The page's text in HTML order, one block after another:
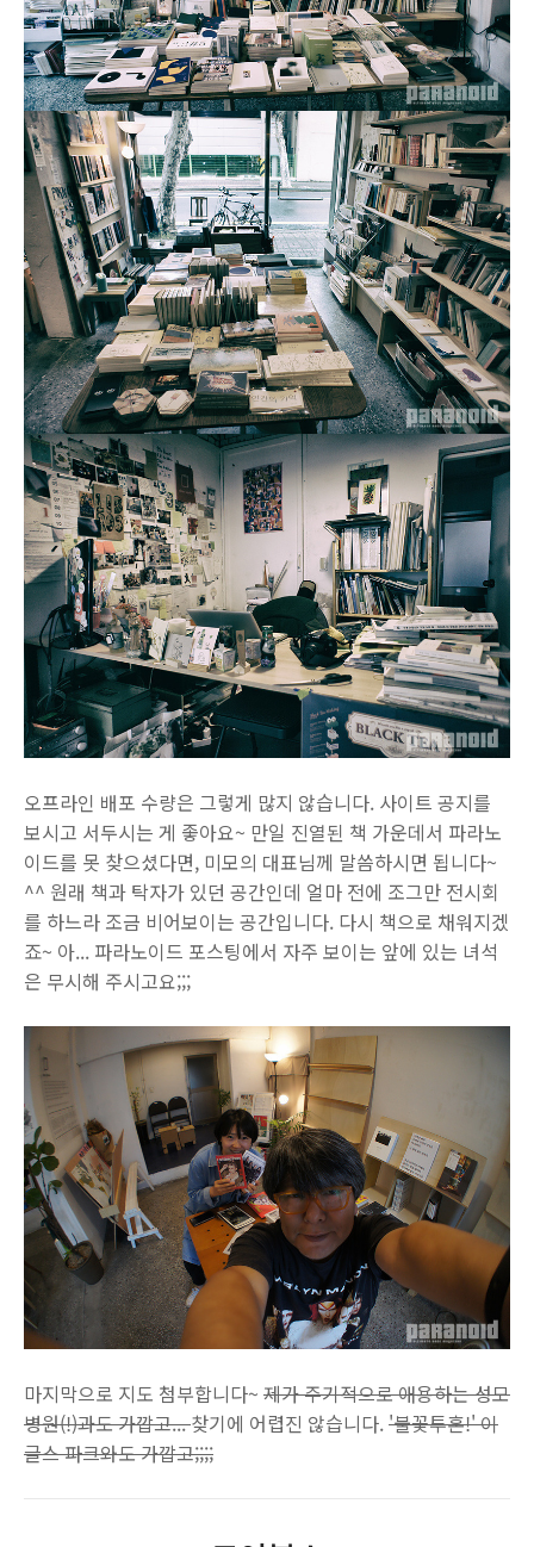
오프라인 배포 수량은 그렇게 많지 않습니다. 사이트 공지를
보시고 서두시는 게 좋아요~ 만일 진열된 책 가운데서 파라노
이드를 못 찾으셨다면, 미모의 대표님께 말씀하시면 됩니다~
^^ 원래 책과 탁자가 있던 공간인데 얼마 전에 조그만 전시회
를 하느라 조금 비어보이는 공간입니다. 다시 책으로 채워지겠
죠~ 아... 파라노이드 포스팅에서 자주 보이는 앞에 있는 녀석
은 무시해 주시고요;;;
마지막으로 지도 첨부합니다~ 제가 주기적으로 애용하는 성모
병원(!)과도 가깝고...찾기에 어렵진 않습니다.'불꽃투혼!' 이
글스 파크와도 가깝고;;;;